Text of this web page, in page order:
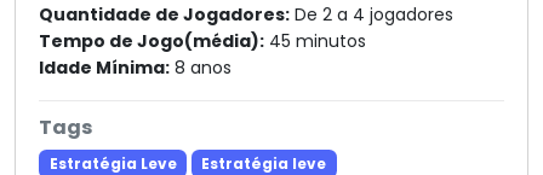
Quantidade de Jogadores: De 2 a 4 jogadores
Tempo de Jogo(média): 45 minutos
Idade Mínima: 8 anos
Tags
Estratégia Leve
Estratégia leve